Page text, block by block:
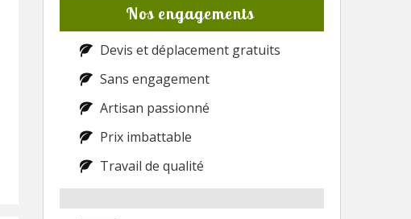
Nos engagements
Devis et déplacement gratuits
Sans engagement
Artisan passionné
Prix imbattable
Travail de qualité